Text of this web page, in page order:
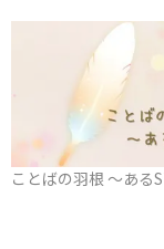
ことばの羽根 ～ある